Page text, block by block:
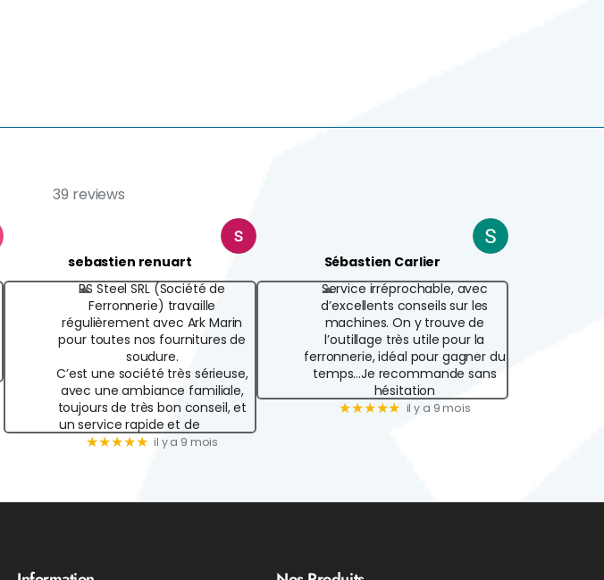
39 reviews
sebastien renuart
RS Steel SRL (Société de
Ferronnerie) travaille
régulièrement avec Ark Marin
pour toutes nos fournitures de
soudure.
C’est une société très sérieuse,
avec une ambiance familiale,
toujours de très bon conseil, et
un service rapide et de
★★★★★ il y a 9 mois
Sébastien Carlier
Service irréprochable, avec
d’excellents conseils sur les
machines. On y trouve de
l’outillage très utile pour la
ferronnerie, idéal pour gagner du
temps...Je recommande sans
hésitation
★★★★★ il y a 9 mois